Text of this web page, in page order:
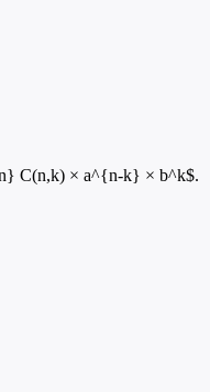
C(n,k) × a^{n-k} × b^k$.